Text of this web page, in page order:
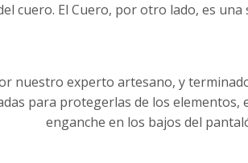
El Cuero, por otro lado, es
nuestro experto artesano, y
para protegerlas de los
enganche en los bajos del